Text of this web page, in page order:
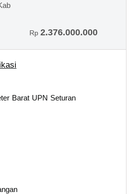
Rp 2.376.000.000
Barat UPN Seturan